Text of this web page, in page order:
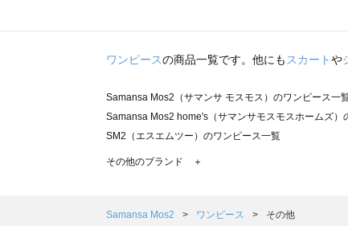
ワンピースの商品一覧です。他にもスカートや
Samansa Mos2（サマンサ モスモス）のワンピース一
Samansa Mos2 home's（サマンサモスモスホームズ）
SM2（エスエムツー）のワンピース一覧
TSUHARU by Samansa Mos2（ツハルバイサマンサモ
Samansa Mos2 Lagom（サマンサモスモス ラーゴム）
その他のブランド ＋
Samansa Mos2 ワンピース その他